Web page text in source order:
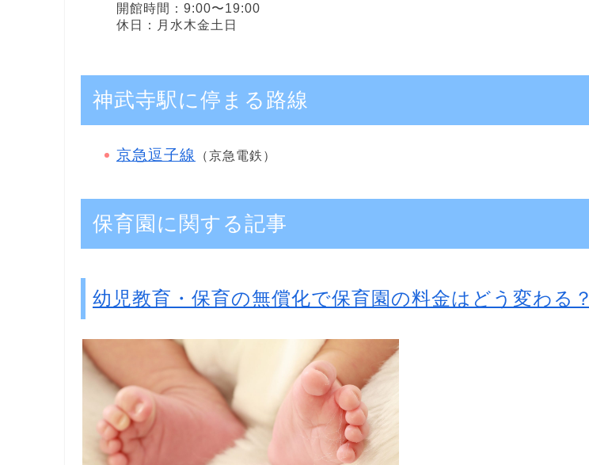
開館時間：9:00〜19:00
休日：月水木金土日
神武寺駅に停まる路線
京急逗子線 （京急電鉄）
保育園に関する記事
幼児教育・保育の無償化で保育園の料金はどう変わる？